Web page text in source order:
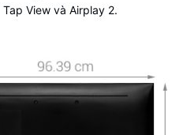
Tap View và Airplay 2.